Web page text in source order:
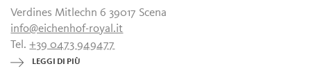
Verdines Mitlechn 6 39017 Scena
info@eichenhof-royal.it
Tel.+39 0473 949477
LEGGI DI PIÙ